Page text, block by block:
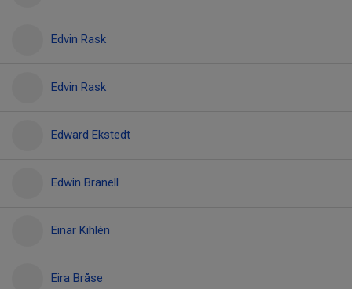
Edvin Rask
Edvin Rask
Edward Ekstedt
Edwin Branell
Einar Kihlén
Eira Bråse